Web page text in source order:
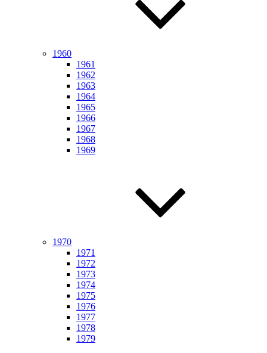
1960
1961
1962
1963
1964
1965
1966
1967
1968
1969
1970
1971
1972
1973
1974
1975
1976
1977
1978
1979